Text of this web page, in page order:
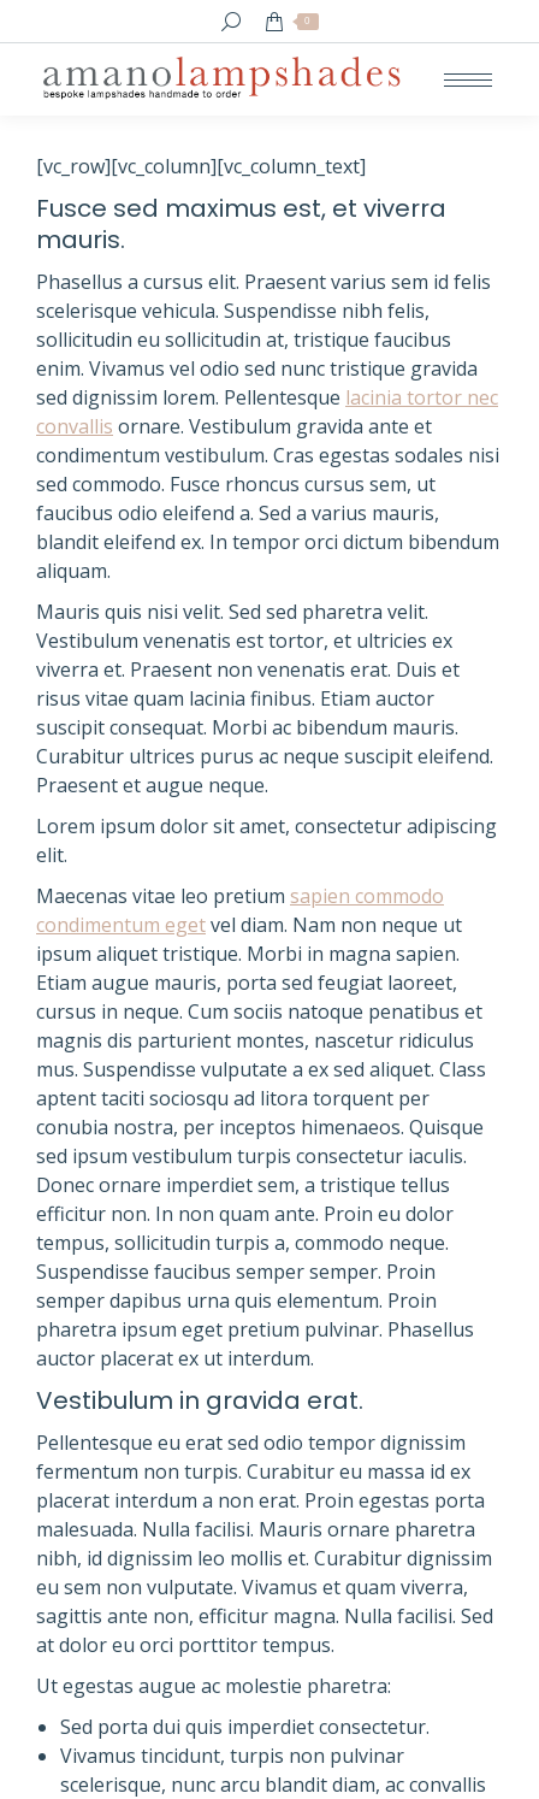
Search: 0
[vc_row][vc_column][vc_column_text]
Fusce sed maximus est, et viverra
mauris.
Phasellus a cursus elit. Praesent varius sem id felis
scelerisque vehicula. Suspendisse nibh felis,
sollicitudin eu sollicitudin at, tristique faucibus
enim. Vivamus vel odio sed nunc tristique gravida
sed dignissim lorem. Pellentesque lacinia tortor nec
convallis ornare. Vestibulum gravida ante et
condimentum vestibulum. Cras egestas sodales nisi
sed commodo. Fusce rhoncus cursus sem, ut
faucibus odio eleifend a. Sed a varius mauris,
blandit eleifend ex. In tempor orci dictum bibendum
aliquam.
Mauris quis nisi velit. Sed sed pharetra velit.
Vestibulum venenatis est tortor, et ultricies ex
viverra et. Praesent non venenatis erat. Duis et
risus vitae quam lacinia finibus. Etiam auctor
suscipit consequat. Morbi ac bibendum mauris.
Curabitur ultrices purus ac neque suscipit eleifend.
Praesent et augue neque.
Lorem ipsum dolor sit amet, consectetur adipiscing
elit.
Maecenas vitae leo pretium sapien commodo
condimentum egetvel diam. Nam non neque ut
ipsum aliquet tristique. Morbi in magna sapien.
Etiam augue mauris, porta sed feugiat laoreet,
cursus in neque. Cum sociis natoque penatibus et
magnis dis parturient montes, nascetur ridiculus
mus. Suspendisse vulputate a ex sed aliquet. Class
aptent taciti sociosqu ad litora torquent per
conubia nostra, per inceptos himenaeos. Quisque
sed ipsum vestibulum turpis consectetur iaculis.
Donec ornare imperdiet sem, a tristique tellus
efficitur non. In non quam ante. Proin eu dolor
tempus, sollicitudin turpis a, commodo neque.
Suspendisse faucibus semper semper. Proin
semper dapibus urna quis elementum. Proin
pharetra ipsum eget pretium pulvinar. Phasellus
auctor placerat ex ut interdum.
Vestibulum in gravida erat.
Pellentesque eu erat sed odio tempor dignissim
fermentum non turpis. Curabitur eu massa id ex
placerat interdum a non erat. Proin egestas porta
malesuada. Nulla facilisi. Mauris ornare pharetra
nibh, id dignissim leo mollis et. Curabitur dignissim
eu sem non vulputate. Vivamus et quam viverra,
sagittis ante non, efficitur magna. Nulla facilisi. Sed
at dolor eu orci porttitor tempus.
Ut egestas augue ac molestie pharetra:
Sed porta dui quis imperdiet consectetur.
Vivamus tincidunt, turpis non pulvinar
scelerisque, nunc arcu blandit diam, ac convallis